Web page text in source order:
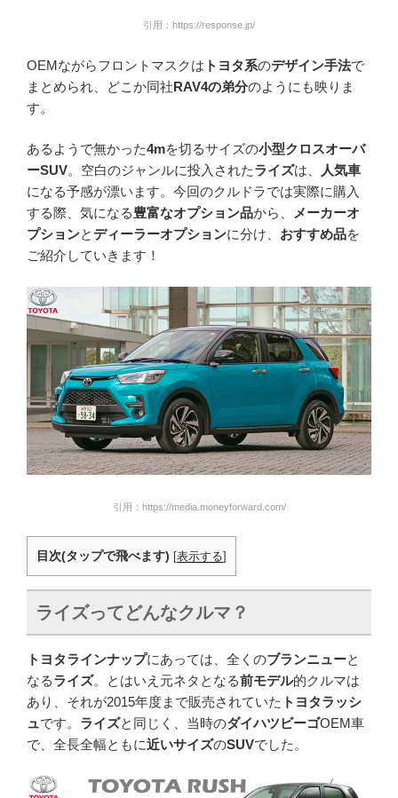
引用：https://response.jp/
OEMながらフロントマスクは トヨタ系のデザイン手法で
まとめられ、どこか同社RAV4の弟分のようにも映りま
す。
あるようで無かった4mを切るサイズの小型クロスオーバ
ーSUV。空白のジャンルに投入されたライズは、
人気車
になる予感が漂います。今回のクルドラでは実際に購入
する際、気になる豊富なオプション品から、
メーカーオ
プションとディーラーオプションに分け、 おすすめ品を
ご紹介していきます！
引用：https://media.moneyforward.com/
目次(タップで飛べます) [表示する]
ライズってどんなクルマ？
トヨタラインナップにあっては、全くのブランニューと
なるライズ。とはいえ元ネタとなる前モデル的クルマは
あり、それが2015年度まで販売されていた トヨタラッシ
ュです。 ライズと同じく、当時のダイハツビーゴOEM車
で、全長全幅ともに近いサイズのSUVでした。